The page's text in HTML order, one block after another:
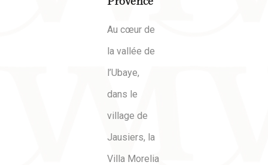
Au cœur de
la vallée de
l’Ubaye,
dans le
village de
Jausiers, la
Villa Morelia